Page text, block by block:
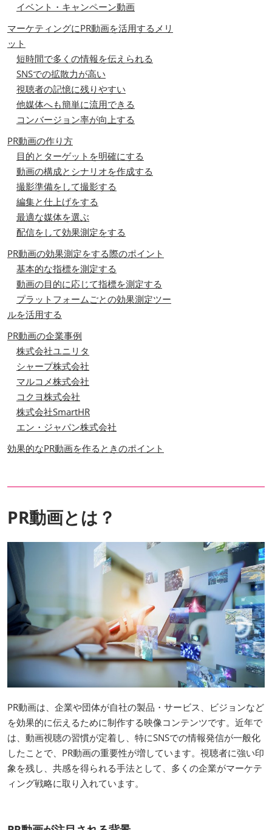
イベント・キャンペーン動画
マーケティングにPR動画を活用するメリ
ット
短時間で多くの情報を伝えられる
SNSでの拡散力が高い
視聴者の記憶に残りやすい
他媒体へも簡単に流用できる
コンバージョン率が向上する
PR動画の作り方
目的とターゲットを明確にする
動画の構成とシナリオを作成する
撮影準備をして撮影する
編集と仕上げをする
最適な媒体を選ぶ
配信をして効果測定をする
PR動画の効果測定をする際のポイント
基本的な指標を測定する
動画の目的に応じて指標を測定する
プラットフォームごとの効果測定ツー
ルを活用する
PR動画の企業事例
株式会社ユニリタ
シャープ株式会社
マルコメ株式会社
コクヨ株式会社
株式会社SmartHR
エン・ジャパン株式会社
効果的なPR動画を作るときのポイント
PR動画とは？
PR動画は、企業や団体が自社の製品・サービス、ビジョンなど
を効果的に伝えるために制作する映像コンテンツです。近年で
は、動画視聴の習慣が定着し、特にSNSでの情報発信が一般化
したことで、PR動画の重要性が増しています。視聴者に強い印
象を残し、共感を得られる手法として、多くの企業がマーケテ
ィング戦略に取り入れています。